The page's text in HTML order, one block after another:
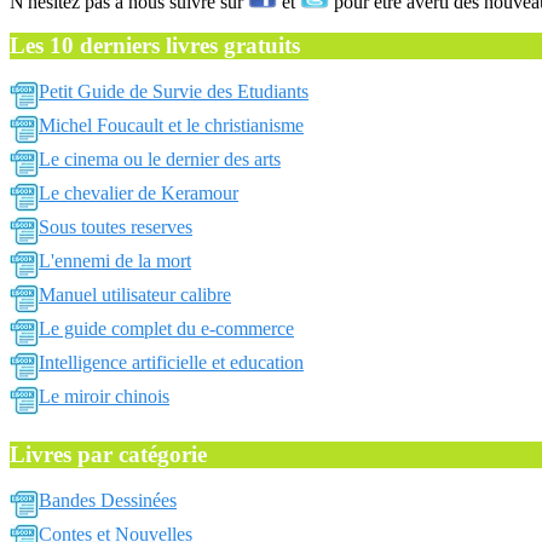
Les 10 derniers livres gratuits
Petit Guide de Survie des Etudiants
Michel Foucault et le christianisme
Le cinema ou le dernier des arts
Le chevalier de Keramour
Sous toutes reserves
L'ennemi de la mort
Manuel utilisateur calibre
Le guide complet du e-commerce
Intelligence artificielle et education
Le miroir chinois
Livres par catégorie
Bandes Dessinées
Contes et Nouvelles